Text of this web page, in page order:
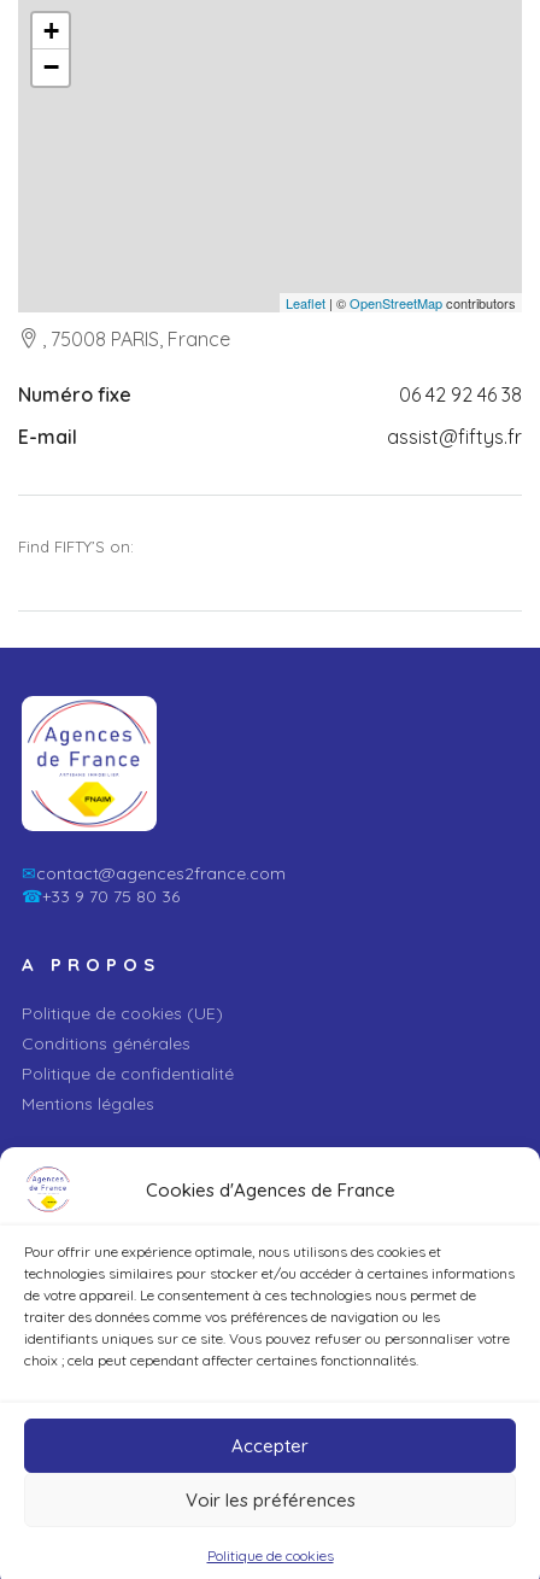
Cookies d'Agences de France
Pour offrir une expérience optimale, nous utilisons des cookies et
technologies similaires pour stocker et/ou accéder à certaines informations
de votre appareil. Le consentement à ces technologies nous permet de
traiter des données comme vos préférences de navigation ou les
identifiants uniques sur ce site. Vous pouvez refuser ou personnaliser votre
choix ; cela peut cependant affecter certaines fonctionnalités.
Accepter
Voir les préférences
Politique de cookies
+
−
Leaflet | ©OpenStreetMapcontributors
, 75008 PARIS, France
Numéro fixe
06 42 92 46 38
E-mail
assist@fiftys.fr
Find FIFTY’S on:
✉contact@agences2france.com
☎+33 9 70 75 80 36
A PROPOS
Politique de cookies (UE)
Conditions générales
Politique de confidentialité
Mentions légales
VILLE
TYPE DE BIEN
DÉCOUVRIR